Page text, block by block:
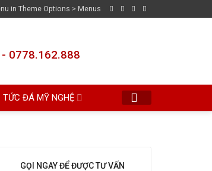
in Theme Options > Menus
0778.162.888
TỨC ĐÁ MỸ NGHỆ
GỌI NGAY ĐỂ ĐƯỢC TƯ VẤN